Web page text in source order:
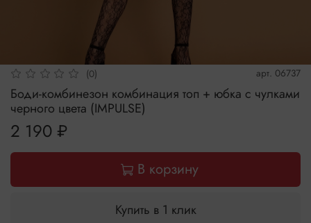
(0) арт. 06737
Боди-комбинезон комбинация топ + юбка с чулками
черного цвета (IMPULSE)
2 190 ₽
В корзину
Купить в 1 клик